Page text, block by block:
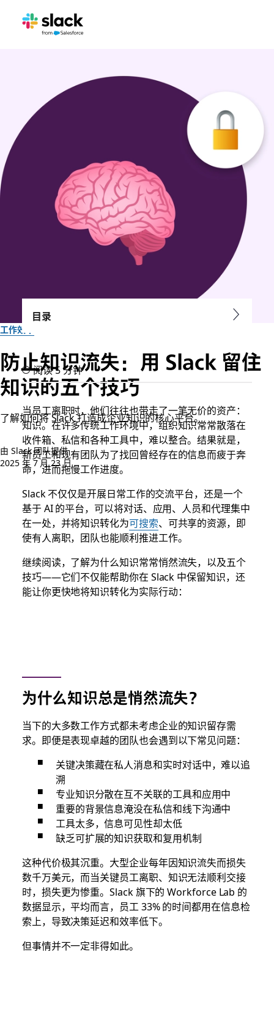
工作效率
防止知识流失：用 Slack 留住
知识的五个技巧
了解如何将 Slack 打造成企业知识的核心平台。
由 Slack 团队提供
2025 年 7 月 23 日
目录
阅读 5 分钟
当员工离职时，他们往往也带走了一笔无价的资产：
知识。在许多传统工作环境中，组织知识常常散落在
收件箱、私信和各种工具中，难以整合。结果就是，
新员工和现有团队为了找回曾经存在的信息而疲于奔
命，进而拖慢工作进度。
Slack 不仅仅是开展日常工作的交流平台，还是一个
基于 AI 的平台，可以将对话、应用、人员和代理集中
在一处，并将知识转化为可搜索、可共享的资源，即
使有人离职，团队也能顺利推进工作。
继续阅读，了解为什么知识常常悄然流失，以及五个
技巧——它们不仅能帮助你在 Slack 中保留知识，还
能让你更快地将知识转化为实际行动：
为什么知识总是悄然流失？
当下的大多数工作方式都未考虑企业的知识留存需
求。即便是表现卓越的团队也会遇到以下常见问题：
关键决策藏在私人消息和实时对话中，难以追
溯
专业知识分散在互不关联的工具和应用中
重要的背景信息淹没在私信和线下沟通中
工具太多，信息可见性却太低
缺乏可扩展的知识获取和复用机制
这种代价极其沉重。大型企业每年因知识流失而损失
数千万美元，而当关键员工离职、知识无法顺利交接
时，损失更为惨重。Slack 旗下的 Workforce Lab 的
数据显示，平均而言，员工 33% 的时间都用在信息检
索上，导致决策延迟和效率低下。
但事情并不一定非得如此。